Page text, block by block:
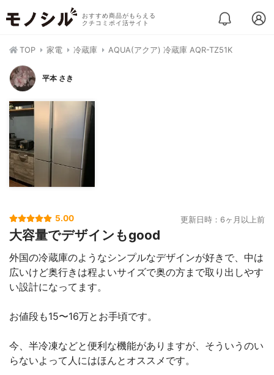
おすすめ商品がもらえる
クチコミポイ活サイト
TOP 家電 冷蔵庫 AQUA(アクア) 冷蔵庫 AQR-TZ51K
平本 さき
5.00 更新日時：6ヶ月以上前
大容量でデザインもgood
外国の冷蔵庫のようなシンプルなデザインが好きで、中は
広いけど奥行きは程よいサイズで奥の方まで取り出しやす
い設計になってます。
お値段も15〜16万とお手頃です。
今、半冷凍などと便利な機能がありますが、そういうのい
らないよって人にはほんとオススメです。